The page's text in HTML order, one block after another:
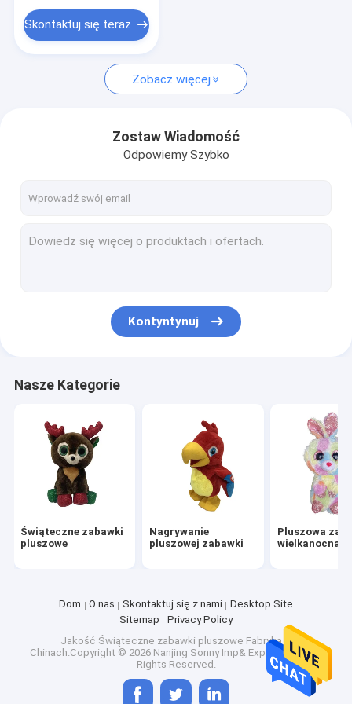
Pluszowe zabawki dla zwierząt
Wypchane zwierzę na prezent
Wibrująca pluszowa zabawka
Skontaktuj się teraz
Zobacz więcej
Zostaw Wiadomość
Odpowiemy Szybko
Kontyntynuj
Nasze Kategorie
Świąteczne zabawki
pluszowe
Nagrywanie
pluszowej zabawki
Pluszowa
wielkanocna
Dom O nas Skontaktuj się z nami
Desktop Site
Sitemap
Privacy Policy
Jakość Świąteczne zabawki pluszowe Fabryka w
Chinach.Copyright © 2026 Nanjing Sonny Imp& Exp Co., Ltd.. All
Rights Reserved.